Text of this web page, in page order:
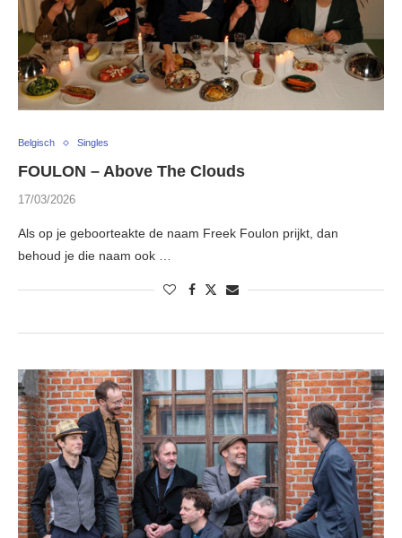
Belgisch Singles
FOULON – Above The Clouds
17/03/2026
Als op je geboorteakte de naam Freek Foulon prijkt, dan
behoud je die naam ook …